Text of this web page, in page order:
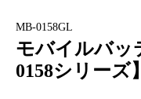
MB-0158GL
モバイルバッ
0158シリーズ